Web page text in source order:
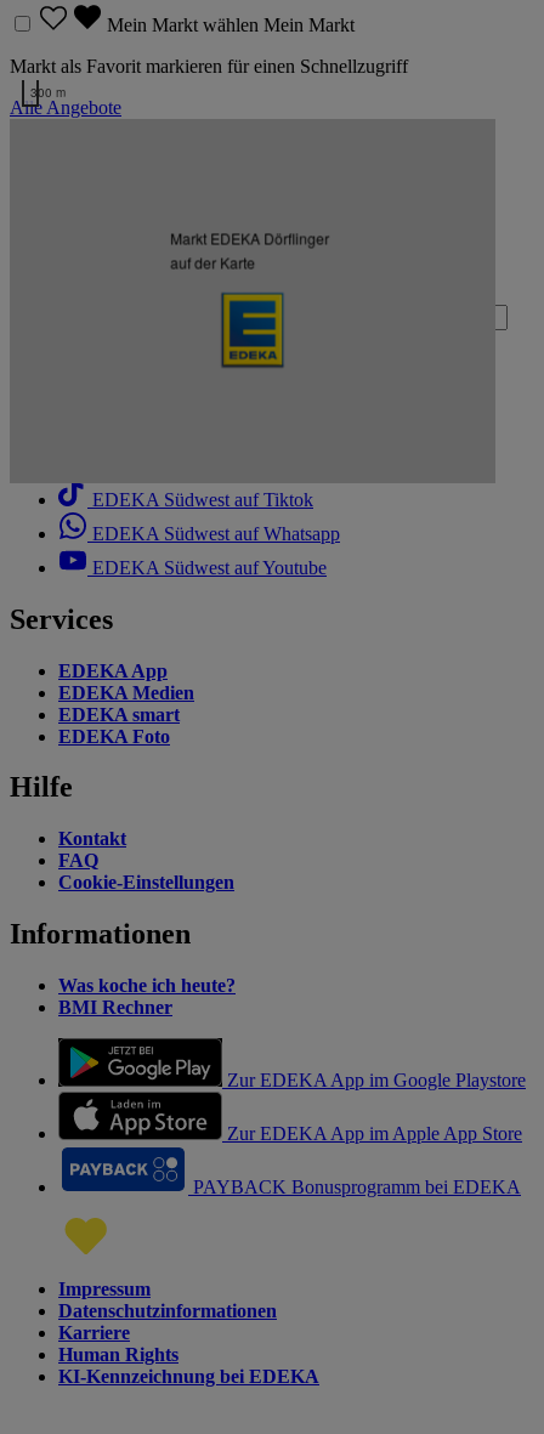
Mein Markt wählen Mein Markt
Markt als Favorit markieren für einen Schnellzugriff
Alle Angebote
Markt EDEKA Dörflinger
auf der Karte
300 m
Zum Newsletter anmelden
Deine E-Mail-Adresse (Pflichtfeld)
EDEKA Südwest auf Tiktok
EDEKA Südwest auf Whatsapp
EDEKA Südwest auf Youtube
Services
EDEKA App
EDEKA Medien
EDEKA smart
EDEKA Foto
Hilfe
Kontakt
FAQ
Cookie-Einstellungen
Informationen
Was koche ich heute?
BMI Rechner
Zur EDEKA App im Google Playstore
Zur EDEKA App im Apple App Store
PAYBACK Bonusprogramm bei EDEKA
Impressum
Datenschutzinformationen
Karriere
Human Rights
KI-Kennzeichnung bei EDEKA